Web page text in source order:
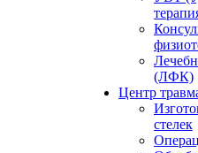
(ЛФК)
Центр
стелек